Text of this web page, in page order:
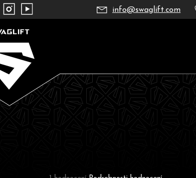
info@swaglift.com